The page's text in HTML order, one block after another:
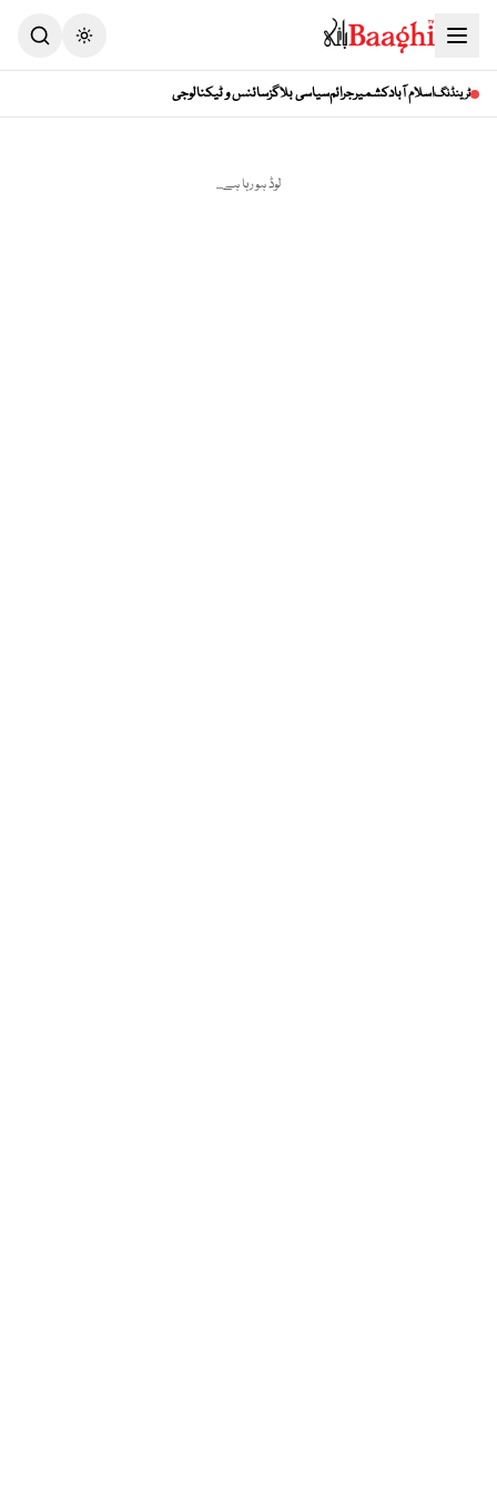
Toggle theme
ٹرینڈنگاسلام آبادکشمیرجرائمسیاسی بلاگزسائنس و ٹیکنالوجی
لوڈ ہو رہا ہے...